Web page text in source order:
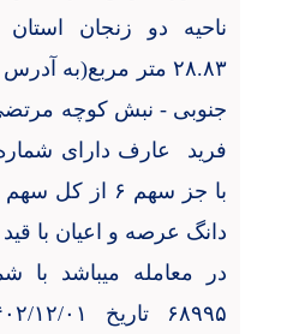
ناحیه دو زنجان
۲۸.۸۳ متر مربع(به
جنوبی - نبش کوچه
فرید
دانگ عرصه و اعیان با
در معامله میباشد با